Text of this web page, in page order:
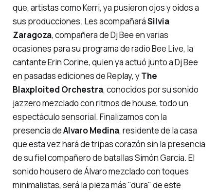
que, artistas como Kerri, ya pusieron ojos y oidos a
sus producciones. Les acompañaráSilvia
Zaragoza, compañera de Dj Bee en varias
ocasiones para su programa de radio Bee Live, la
cantante Erin Corine, quien ya actuó junto a Dj Bee
en pasadas ediciones de Replay, yThe
Blaxploited Orchestra, conocidos por su sonido
jazzero mezclado con ritmos de house, todo un
espectáculo sensorial. Finalizamos con la
presencia deAlvaro Medina, residente de la casa
que esta vez hará de tripas corazón sin la presencia
de su fiel compañero de batallas Simón Garcia. El
sonido housero de Álvaro mezclado con toques
minimalistas, será la pieza más "dura" de este